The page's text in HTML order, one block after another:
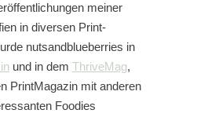
meiner
in diversen Print-
nutsandblueberries in
und in dem ThriveMag,
PrintMagazin mit anderen
Foodies